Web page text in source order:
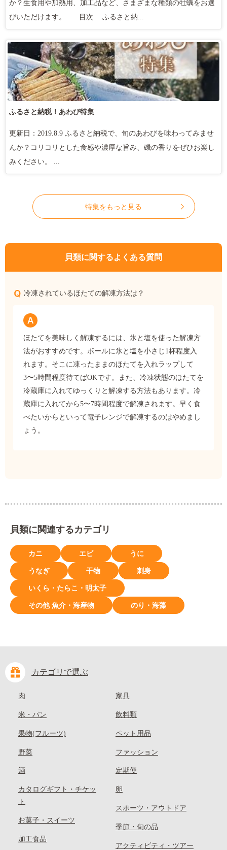
か？生食用や加熱用、加工品など、さまざまな種類の牡蠣をお選
びいただけます。 目次 ふるさと納...
ふるさと納税！あわび特集
更新日：2019.8.9 ふるさと納税で、旬のあわびを味わってみませ
んか？コリコリとした食感や濃厚な旨み、磯の香りをぜひお楽し
みください。 ...
特集をもっと見る
貝類に関するよくある質問
冷凍されているほたての解凍方法は？
ほたてを美味しく解凍するには、氷と塩を使った解凍方
法がおすすめです。ボールに氷と塩を小さじ1杯程度入
れます。そこに凍ったままのほたてを入れラップして
3〜5時間程度待てばOKです。また、冷凍状態のほたてを
冷蔵庫に入れてゆっくりと解凍する方法もあります。冷
蔵庫に入れてから5〜7時間程度で解凍されます。早く食
べたいからといって電子レンジで解凍するのはやめまし
ょう。
貝類に関連するカテゴリ
カニ エビ うに
うなぎ 干物 刺身
いくら・たらこ・明太子
その他 魚介・海産物 のり・海藻
カテゴリで選ぶ
肉
米・パン
果物(フルーツ)
野菜
酒
カタログギフト・チケッ
ト
お菓子・スイーツ
加工食品
家具
飲料類
ペット用品
ファッション
定期便
卵
スポーツ・アウトドア
季節・旬の品
アクティビティ・ツアー